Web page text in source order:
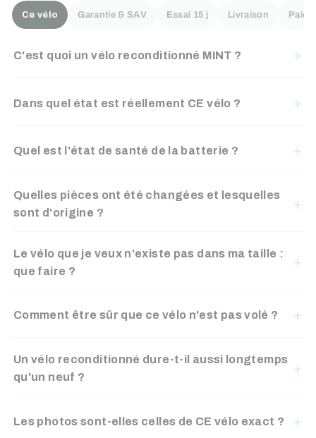
Ce vélo Garantie & SAV Essai 15 j Livraison
C'est quoi un vélo reconditionné MINT ?
Dans quel état est réellement CE vélo ?
Quel est l'état de santé de la batterie ?
Quelles pièces ont été changées et lesquelles
sont d'origine ?
Le vélo que je veux n'existe pas dans ma taille :
que faire ?
Comment être sûr que ce vélo n'est pas volé ?
Un vélo reconditionné dure-t-il aussi longtemps
qu'un neuf ?
Les photos sont-elles celles de CE vélo exact ?